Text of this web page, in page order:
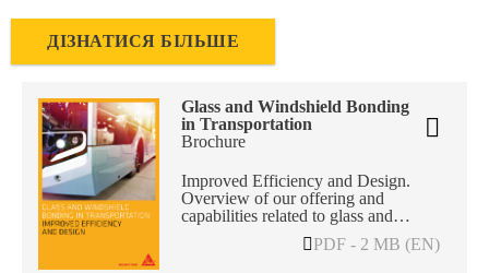
ДІЗНАТИСЯ БІЛЬШЕ
Glass and Windshield Bonding
in Transportation
Brochure
Improved Efficiency and Design.
Overview of our offering and
capabilities related to glass and
windshield bonding in the
Transportation market.PDF - 2 MB (EN)